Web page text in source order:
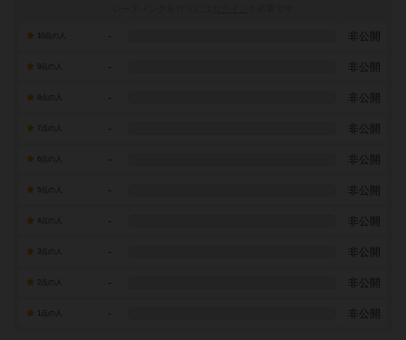
- 非公開
- 非公開
- 非公開
7点の人 - 非公開
- 非公開
- 非公開
- 非公開
- 非公開
- 非公開
- 非公開